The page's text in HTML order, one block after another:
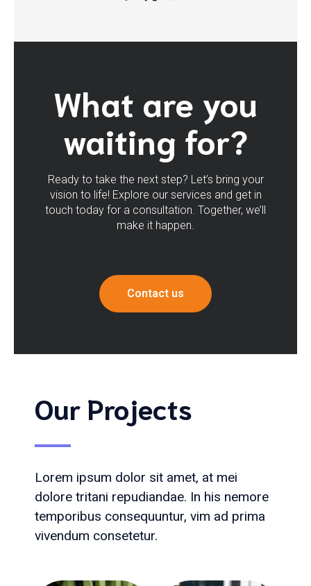
What are you
waiting for?
Ready to take the next step? Let’s bring your
vision to life! Explore our services and get in
touch today for a consultation. Together, we’ll
make it happen.
Contact us
Our Projects
Lorem ipsum dolor sit amet, at mei
dolore tritani repudiandae. In his nemore
temporibus consequuntur, vim ad prima
vivendum consetetur.